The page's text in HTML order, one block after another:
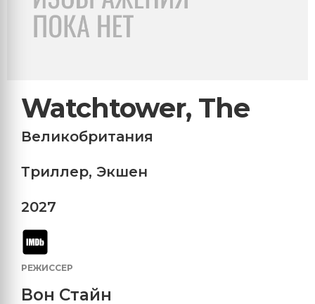
Watchtower, The
Великобритания
Триллер, Экшен
2027
РЕЖИССЕР
Вон Стайн